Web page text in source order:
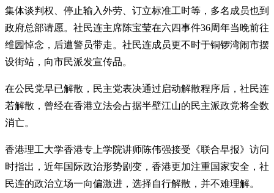
集体谈判权、停止输入外劳、订立标准工时等，多名成员也到
政府总部请愿。社民连主席陈宝莹在六四事件36周年当晚前往
维园悼念，后遭警员带走。社民连成员更不时于铜锣湾闹市摆
设街站，向市民派发宣传品。
在公民党早已解散，民主党表决通过启动解散程序后，社民连
若解散，曾经在香港立法会占据半壁江山的民主派政党将全数
消亡。
香港理工大学香港专上学院讲师陈伟强接受《联合早报》访问
时指出，近年国际政治形势剧变，香港更加注重国家安全，社
民连的政治立场一向偏激进，选择自行解散，并不难理解。